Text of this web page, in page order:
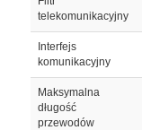
telekomunikacyjny
Interfejs
komunikacyjny
Maksymalna
długość
przewodów